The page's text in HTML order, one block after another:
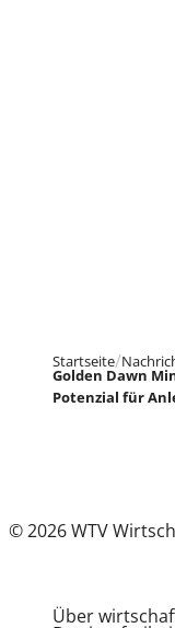
Startseite
Golden Dawn
Potenzial für
© 2026 WTV
Über